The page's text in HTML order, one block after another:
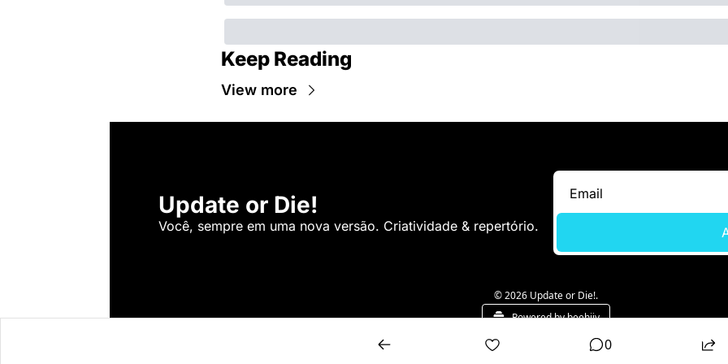
Keep Reading
View more
Update or Die!
Você, sempre em uma nova versão. Criatividade & repertório.
© 2026 Update or Die!.
Powered by beehiiv
0